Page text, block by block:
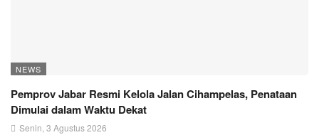
NEWS
Pemprov Jabar Resmi Kelola Jalan Cihampelas, Penataan
Dimulai dalam Waktu Dekat
Senin, 3 Agustus 2026